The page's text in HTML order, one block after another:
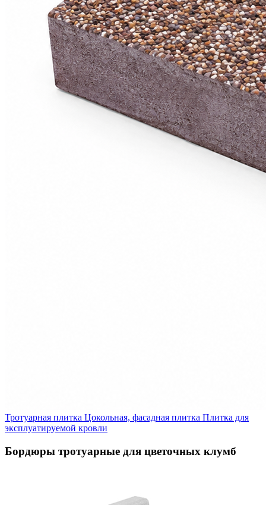
Тротуарная плитка Цокольная, фасадная плитка Плитка для
эксплуатируемой кровли
Бордюры тротуарные для цветочных клумб